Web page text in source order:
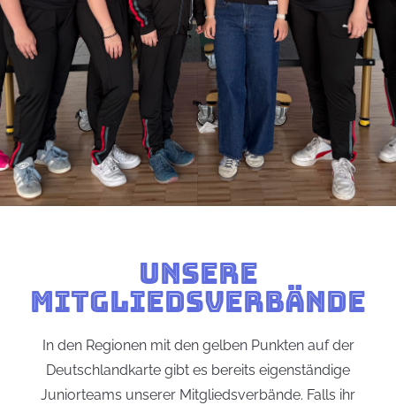
UNSERE
MITGLIEDSVERBÄNDE
In den Regionen mit den gelben Punkten auf der
Deutschlandkarte gibt es bereits eigenständige
Juniorteams unserer Mitgliedsverbände. Falls ihr